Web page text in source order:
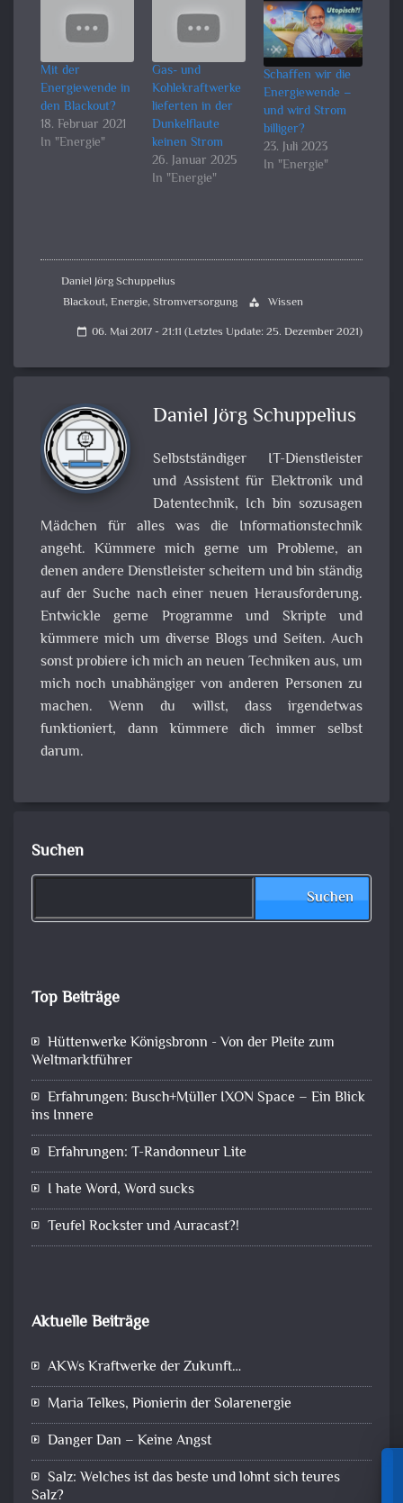
Mit der
Energiewende in
den Blackout?
18. Februar 2021
In "Energie"
Gas- und
Kohlekraftwerke
lieferten in der
Dunkelflaute
keinen Strom
26. Januar 2025
In "Energie"
Schaffen wir die
Energiewende –
und wird Strom
billiger?
23. Juli 2023
In "Energie"
Daniel Jörg Schuppelius
Blackout,Energie,Stromversorgung category Wissen
calendar_today 06. Mai 2017 - 21:11 (Letztes Update: 25. Dezember 2021)
Daniel Jörg Schuppelius
Selbstständiger IT-Dienstleister
und Assistent für Elektronik und
Datentechnik, Ich bin sozusagen
Mädchen für alles was die Informationstechnik
angeht. Kümmere mich gerne um Probleme, an
denen andere Dienstleister scheitern und bin ständig
auf der Suche nach einer neuen Herausforderung.
Entwickle gerne Programme und Skripte und
kümmere mich um diverse Blogs und Seiten. Auch
sonst probiere ich mich an neuen Techniken aus, um
mich noch unabhängiger von anderen Personen zu
machen. Wenn du willst, dass irgendetwas
funktioniert, dann kümmere dich immer selbst
darum.
Suchen
Suchen
Top Beiträge
Hüttenwerke Königsbronn - Von der Pleite zum
Weltmarktführer
Erfahrungen: Busch+Müller IXON Space – Ein Blick
ins Innere
Erfahrungen: T-Randonneur Lite
I hate Word, Word sucks
Teufel Rockster und Auracast?!
Aktuelle Beiträge
AKWs Kraftwerke der Zukunft…
Maria Telkes, Pionierin der Solarenergie
Danger Dan – Keine Angst
Salz: Welches ist das beste und lohnt sich teures
Salz?